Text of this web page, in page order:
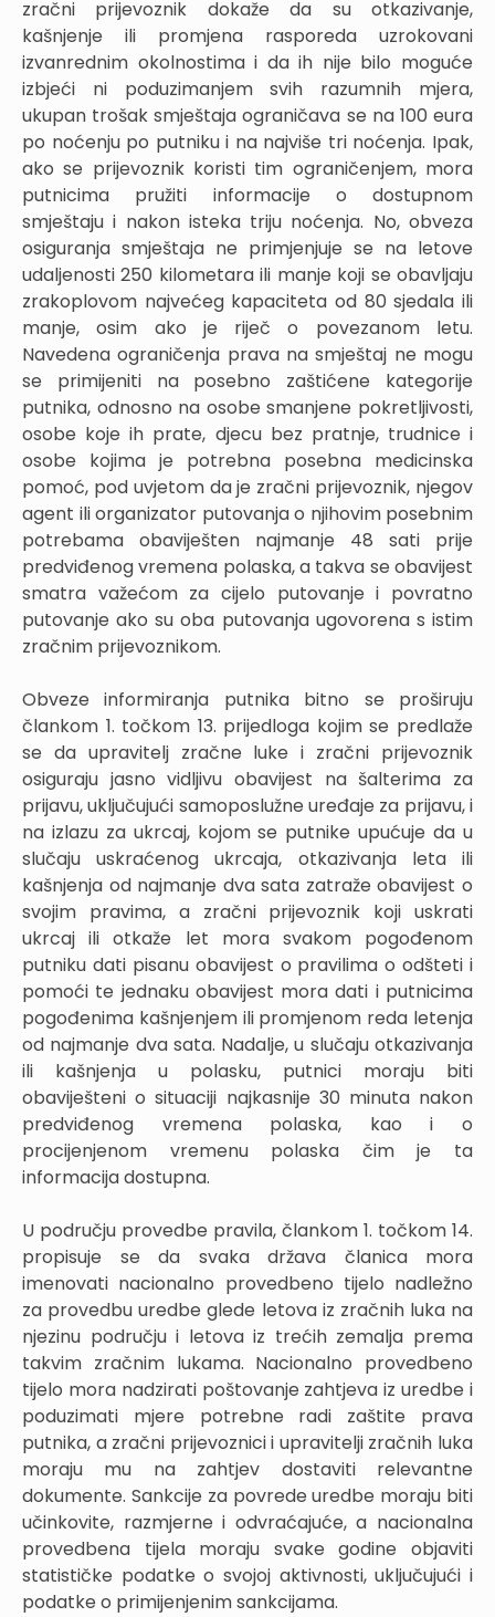
zračni prijevoznik dokaže da su otkazivanje,
kašnjenje ili promjena rasporeda uzrokovani
izvanrednim okolnostima i da ih nije bilo moguće
izbjeći ni poduzimanjem svih razumnih mjera,
ukupan trošak smještaja ograničava se na 100 eura
po noćenju po putniku i na najviše tri noćenja. Ipak,
ako se prijevoznik koristi tim ograničenjem, mora
putnicima pružiti informacije o dostupnom
smještaju i nakon isteka triju noćenja. No, obveza
osiguranja smještaja ne primjenjuje se na letove
udaljenosti 250 kilometara ili manje koji se obavljaju
zrakoplovom najvećeg kapaciteta od 80 sjedala ili
manje, osim ako je riječ o povezanom letu.
Navedena ograničenja prava na smještaj ne mogu
se primijeniti na posebno zaštićene kategorije
putnika, odnosno na osobe smanjene pokretljivosti,
osobe koje ih prate, djecu bez pratnje, trudnice i
osobe kojima je potrebna posebna medicinska
pomoć, pod uvjetom da je zračni prijevoznik, njegov
agent ili organizator putovanja o njihovim posebnim
potrebama obaviješten najmanje 48 sati prije
predviđenog vremena polaska, a takva se obavijest
smatra važećom za cijelo putovanje i povratno
putovanje ako su oba putovanja ugovorena s istim
zračnim prijevoznikom.
Obveze informiranja putnika bitno se proširuju
člankom 1. točkom 13. prijedloga kojim se predlaže
se da upravitelj zračne luke i zračni prijevoznik
osiguraju jasno vidljivu obavijest na šalterima za
prijavu, uključujući samoposlužne uređaje za prijavu, i
na izlazu za ukrcaj, kojom se putnike upućuje da u
slučaju uskraćenog ukrcaja, otkazivanja leta ili
kašnjenja od najmanje dva sata zatraže obavijest o
svojim pravima, a zračni prijevoznik koji uskrati
ukrcaj ili otkaže let mora svakom pogođenom
putniku dati pisanu obavijest o pravilima o odšteti i
pomoći te jednaku obavijest mora dati i putnicima
pogođenima kašnjenjem ili promjenom reda letenja
od najmanje dva sata. Nadalje, u slučaju otkazivanja
ili kašnjenja u polasku, putnici moraju biti
obaviješteni o situaciji najkasnije 30 minuta nakon
predviđenog vremena polaska, kao i o
procijenjenom vremenu polaska čim je ta
informacija dostupna.
U području provedbe pravila, člankom 1. točkom 14.
propisuje se da svaka država članica mora
imenovati nacionalno provedbeno tijelo nadležno
za provedbu uredbe glede letova iz zračnih luka na
njezinu području i letova iz trećih zemalja prema
takvim zračnim lukama. Nacionalno provedbeno
tijelo mora nadzirati poštovanje zahtjeva iz uredbe i
poduzimati mjere potrebne radi zaštite prava
putnika, a zračni prijevoznici i upravitelji zračnih luka
moraju mu na zahtjev dostaviti relevantne
dokumente. Sankcije za povrede uredbe moraju biti
učinkovite, razmjerne i odvraćajuće, a nacionalna
provedbena tijela moraju svake godine objaviti
statističke podatke o svojoj aktivnosti, uključujući i
podatke o primijenjenim sankcijama.